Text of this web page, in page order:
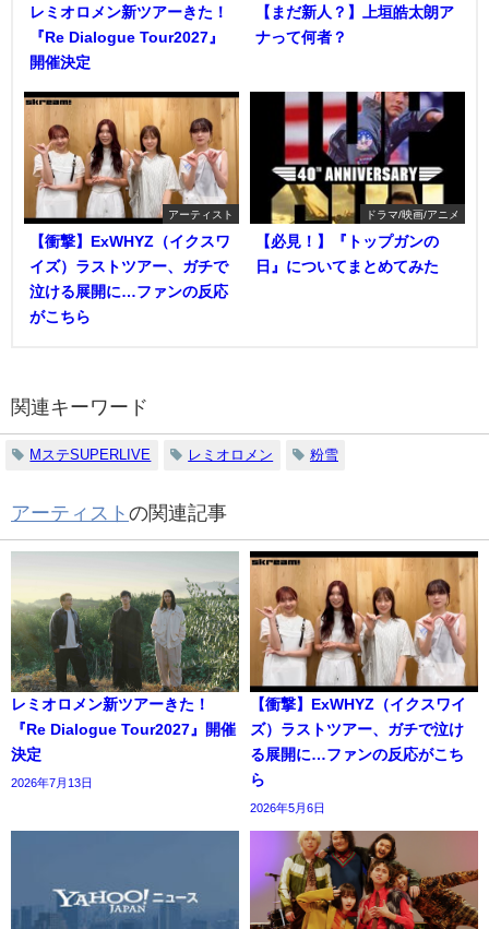
レミオロメン新ツアーきた！
『Re Dialogue Tour2027』
開催決定
【まだ新人？】上垣皓太朗ア
ナって何者？
アーティスト
【衝撃】ExWHYZ（イクスワ
イズ）ラストツアー、ガチで
泣ける展開に…ファンの反応
がこちら
ドラマ/映画/アニメ
【必見！】『トップガンの
日』についてまとめてみた
関連キーワード
MステSUPERLIVE レミオロメン 粉雪
アーティスト の関連記事
レミオロメン新ツアーきた！
『Re Dialogue Tour2027』開催
決定
2026年7月13日
【衝撃】ExWHYZ（イクスワイ
ズ）ラストツアー、ガチで泣け
る展開に…ファンの反応がこち
ら
2026年5月6日